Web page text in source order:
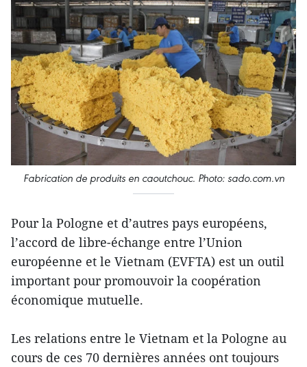
Fabrication de produits en caoutchouc. Photo: sado.com.vn
Pour la Pologne et d’autres pays européens,
l’accord de libre-échange entre l’Union
européenne et le Vietnam (EVFTA) est un outil
important pour promouvoir la coopération
économique mutuelle.
Les relations entre le Vietnam et la Pologne au
cours de ces 70 dernières années ont toujours